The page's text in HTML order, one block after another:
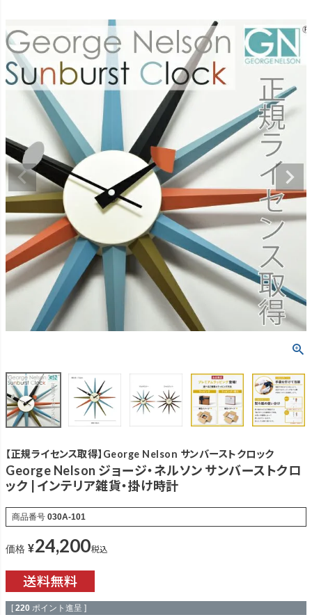
【正規ライセンス取得】George Nelson サンバーストクロック
George Nelson ジョージ・ネルソン サンバーストクロ
ック | インテリア雑貨・掛け時計
商品番号 030A-101
価格 ¥24,200税込
[ 220 ポイント進呈 ]